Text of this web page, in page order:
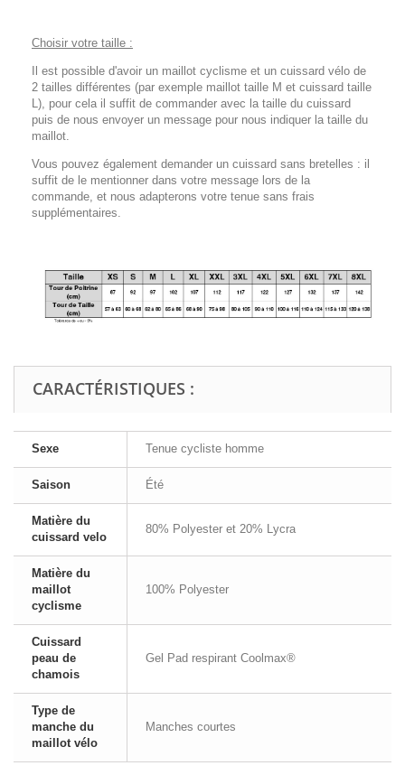
Choisir votre taille :
Il est possible d'avoir un maillot cyclisme et un cuissard vélo de
2 tailles différentes (par exemple maillot taille M et cuissard taille
L), pour cela il suffit de commander avec la taille du cuissard
puis de nous envoyer un message pour nous indiquer la taille du
maillot.
Vous pouvez également demander un cuissard sans bretelles : il
suffit de le mentionner dans votre message lors de la
commande, et nous adapterons votre tenue sans frais
supplémentaires.
CARACTÉRISTIQUES :
Sexe Tenue cycliste homme
Saison Été
Matière du
cuissard velo
80% Polyester et 20% Lycra
Matière du
maillot
cyclisme
100% Polyester
Cuissard
peau de
chamois
Gel Pad respirant Coolmax®
Type de
manche du
maillot vélo
Manches courtes